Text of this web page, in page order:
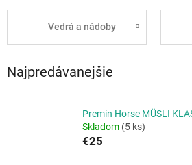
Vedrá a nádoby
Najpredávanejšie
Premin Horse MÜSLI
Skladom (5 ks)
€25